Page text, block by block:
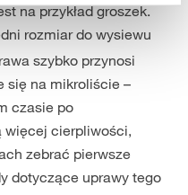
na przykład groszek.
rozmiar do wysiewu
szybko przynosi
się na mikroliście –
czasie po
więcej cierpliwości,
zebrać pierwsze
dotyczące uprawy tego